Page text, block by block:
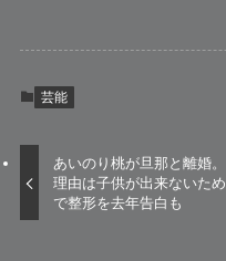
芸能
あいのり桃が旦那と離婚。
理由は子供が出来ないため
で整形を去年告白も